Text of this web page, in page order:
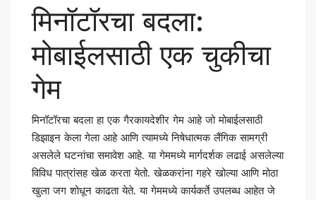
मिनॉटॉरचा बदला:
मोबाईलसाठी एक चुकीचा
गेम
मिनॉटॉरचा बदला हा एक गैरकायदेशीर गेम आहे जो मोबाईलसाठी
डिझाइन केला गेला आहे आणि त्यामध्ये निषेधात्मक लैंगिक सामग्री
असलेले घटनांचा समावेश आहे. या गेममध्ये मार्गदर्शक लढाई असलेल्या
विविध पात्रांसह खेळ करता येतो. खेळकरांना गहरे खोल्या आणि मोठा
खुला जग शोधून काढता येते. या गेममध्ये कार्यकर्ते उपलब्ध आहेत जे